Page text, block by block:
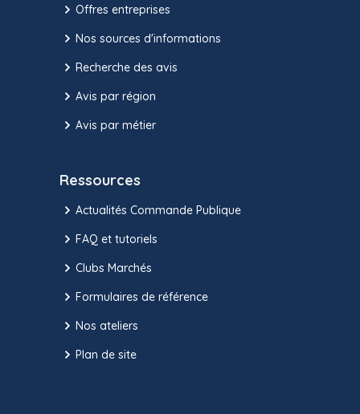
Offres entreprises
Nos sources d'informations
Recherche des avis
Avis par région
Avis par métier
Ressources
Actualités Commande Publique
FAQ et tutoriels
Clubs Marchés
Formulaires de référence
Nos ateliers
Plan de site